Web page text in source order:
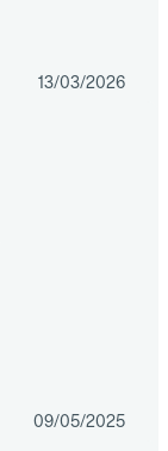
13/03/2026
09/05/2025